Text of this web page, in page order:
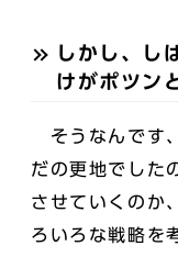
しかし、し
けがポツン
そうなんです
だの更地でした
させていくのか
ろいろな戦略を